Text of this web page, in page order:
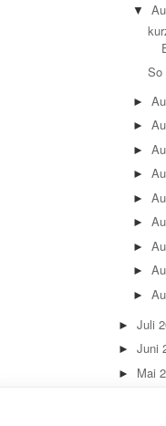
▼
So
►
►
►
►
►
►
►
►
►
►Juli
►Juni
► Mai